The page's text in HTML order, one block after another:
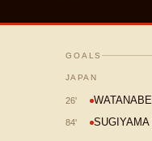
GOALS
JAPAN
26'
84' SUGIYAMA